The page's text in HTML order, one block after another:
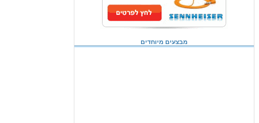
מבצעים מיוחדים